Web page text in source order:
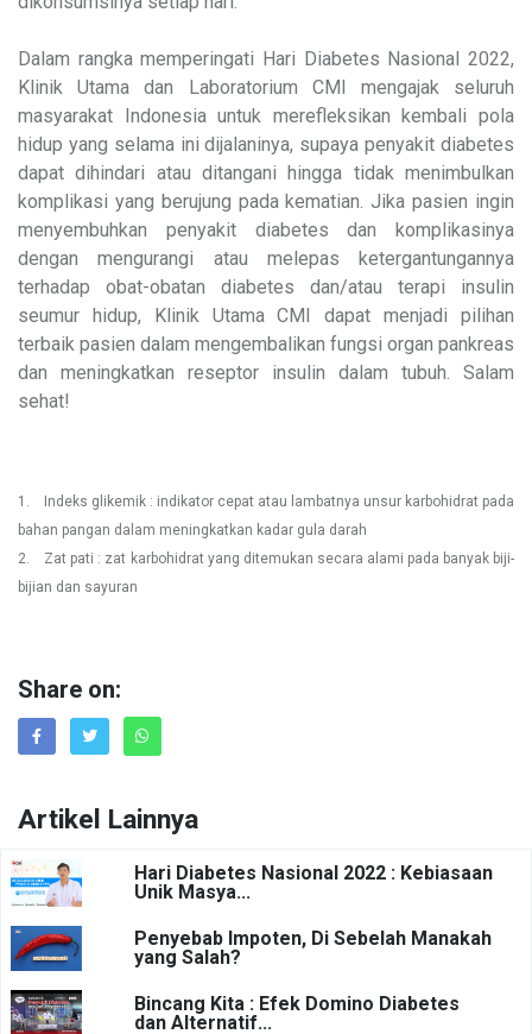
Dalam rangka memperingati Hari Diabetes Nasional 2022,
Klinik Utama dan Laboratorium CMI mengajak seluruh
masyarakat Indonesia untuk merefleksikan kembali pola
hidup yang selama ini dijalaninya, supaya penyakit diabetes
dapat dihindari atau ditangani hingga tidak menimbulkan
komplikasi yang berujung pada kematian. Jika pasien ingin
menyembuhkan penyakit diabetes dan komplikasinya
dengan mengurangi atau melepas ketergantungannya
terhadap obat-obatan diabetes dan/atau terapi insulin
seumur hidup, Klinik Utama CMI dapat menjadi pilihan
terbaik pasien dalam mengembalikan fungsi organ pankreas
dan meningkatkan reseptor insulin dalam tubuh. Salam
sehat!
1. Indeks glikemik : indikator cepat atau lambatnya unsur karbohidrat pada
bahan pangan dalam meningkatkan kadar gula darah
2. Zat pati : zat karbohidrat yang ditemukan secara alami pada banyak biji-
bijian dan sayuran
Share on:
Artikel Lainnya
Hari Diabetes Nasional 2022 : Kebiasaan
Unik Masya...
Penyebab Impoten, Di Sebelah Manakah
yang Salah?
Bincang Kita : Efek Domino Diabetes
dan Alternatif...